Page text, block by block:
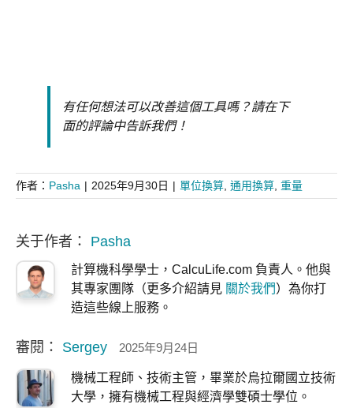
有任何想法可以改善這個工具嗎？請在下
面的評論中告訴我們！
作者： Pasha | 2025年9月30日 | 單位換算 通用換算 重量
关于作者： Pasha
計算機科學學士，CalcuLife.com 負責人。他與
其專家團隊（更多介紹請見 關於我們）為你打
造這些線上服務。
審閱： Sergey 2025年9月24日
機械工程師、技術主管，畢業於烏拉爾國立技術
大學，擁有機械工程與經濟學雙碩士學位。